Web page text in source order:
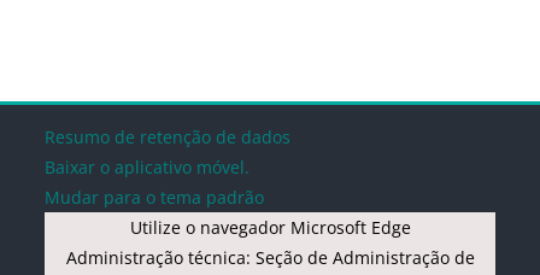
Blocos
Blocos
Blocos
Blocos
Resumo de retenção de dados
Baixar o aplicativo móvel.
Mudar para o tema padrão
Utilize o navegador Microsoft Edge
Administração técnica: Seção de Administração de